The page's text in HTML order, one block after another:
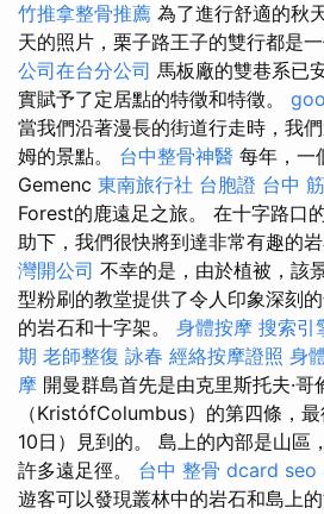
竹推拿整骨推薦 為了進行舒適的秋
天的照片，栗子路王子的雙行都是
公司在台分公司 馬板廠的雙巷系已
實賦予了定居點的特徵和特徵。
當我們沿著漫長的街道行走時，我
姆的景點。 台中整骨神醫 每年，一
Gemenc 東南旅行社 台胞證 台中
Forest的鹿遠足之旅。 在十字路口
助下，我們很快將到達非常有趣的岩
灣開公司 不幸的是，由於植被，該
型粉刷的教堂提供了令人印象深刻
的岩石和十字架。 身體按摩 搜索引
期 老師整復 詠春 經絡按摩證照 身
摩 開曼群島首先是由克里斯托夫·哥
（KristófColumbus）的第四條，
10日）見到的。 島上的內部是山區
許多遠足徑。 台中 整骨 dcard seo
遊客可以發現叢林中的岩石和島上的